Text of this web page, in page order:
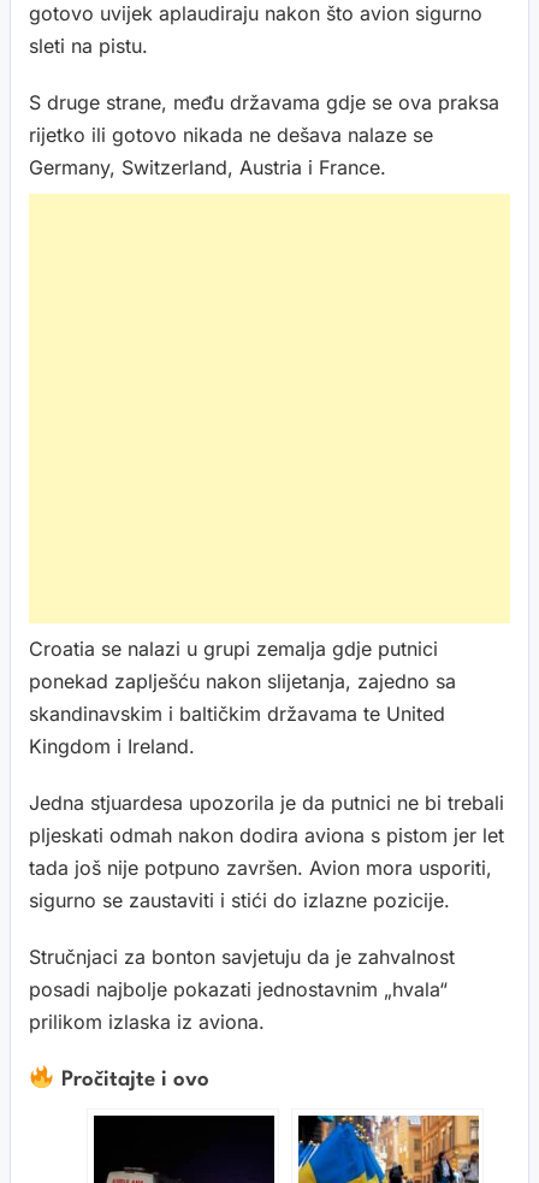
gotovo uvijek aplaudiraju nakon što avion sigurno
sleti na pistu.
S druge strane, među državama gdje se ova praksa
rijetko ili gotovo nikada ne dešava nalaze se
Germany, Switzerland, Austria i France.
Croatia se nalazi u grupi zemalja gdje putnici
ponekad zaplješću nakon slijetanja, zajedno sa
skandinavskim i baltičkim državama te United
Kingdom i Ireland.
Jedna stjuardesa upozorila je da putnici ne bi trebali
pljeskati odmah nakon dodira aviona s pistom jer let
tada još nije potpuno završen. Avion mora usporiti,
sigurno se zaustaviti i stići do izlazne pozicije.
Stručnjaci za bonton savjetuju da je zahvalnost
posadi najbolje pokazati jednostavnim „hvala“
prilikom izlaska iz aviona.
Pročitajte i ovo